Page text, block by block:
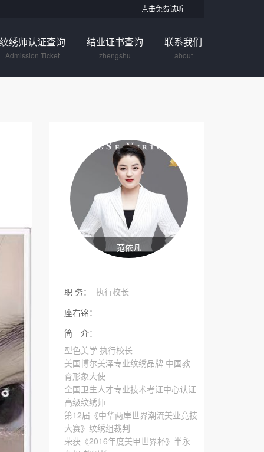
点击免费试听
纹绣师认证查询
Admission Ticket
结业证书查询
zhengshu
联系我们
about
范依凡
职 务：
执行校长
座右铭：
简 介：
型色美学 执行校长
美国博尔美泽专业纹绣品牌 中国教
育形象大使
全国卫生人才专业技术考证中心认证
高级纹绣师
第12届《中华两岸世界潮流美业竞技
大赛》纹绣组裁判
荣获《2016年度美甲世界杯》半永